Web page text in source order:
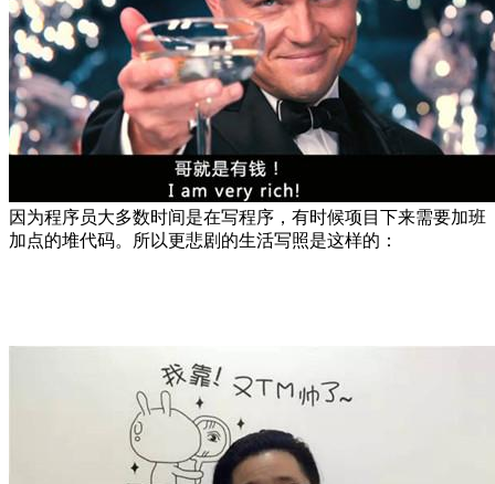
因为程序员大多数时间是在写程序，有时候项目下来需要加班
加点的堆代码。所以更悲剧的生活写照是这样的：